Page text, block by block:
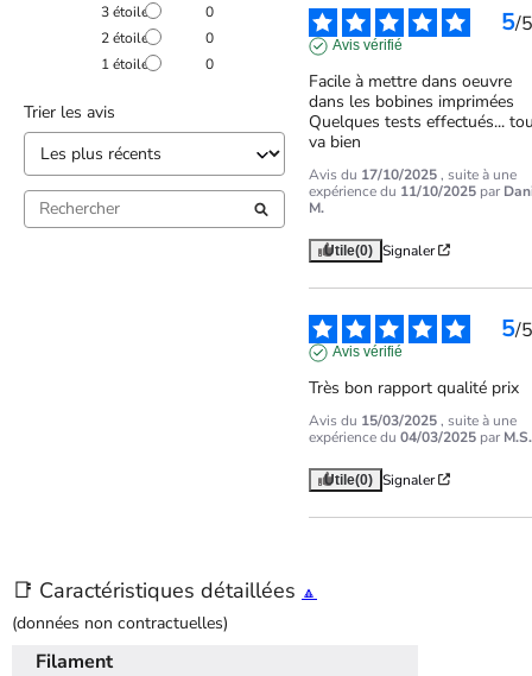
3étoiles
0
2étoiles
0
1étoile 0
Trier les avis
5/5
Avis vérifié
Facile à mettre dans oeuvre
dans les bobines imprimées
Quelques tests effectués...
va bien
Avis du 17/10/2025 , suite à une
expérience du 11/10/2025 par
M.
Utile(0) Signaler
5/5
Avis vérifié
Très bon rapport qualité prix
Avis du 15/03/2025 , suite à une
expérience du 04/03/2025 par M.S.
Utile(0) Signaler
📑 Caractéristiques détaillées 🔼
(données non contractuelles)
Filament